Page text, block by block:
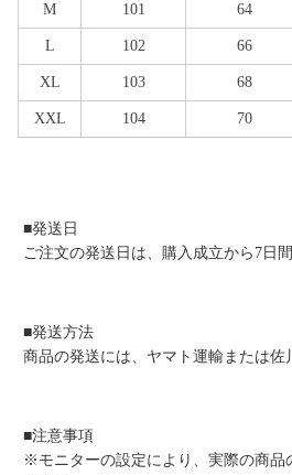
M 101 64
L 102 66
XL 103 68
XXL 104 70
■発送日
ご注文の発送日は、購入成立から7日
■発送方法
商品の発送には、ヤマト運輸または佐
■注意事項
※モニターの設定により、実際の商品